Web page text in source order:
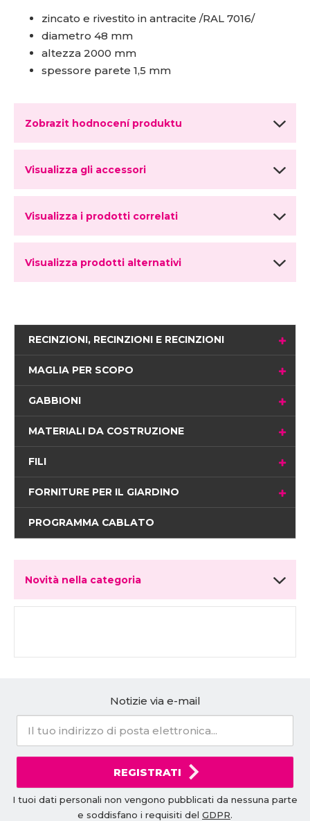
zincato e rivestito in antracite /RAL 7016/
diametro 48 mm
altezza 2000 mm
spessore parete 1,5 mm
Zobrazit hodnocení produktu
Visualizza gli accessori
Visualizza i prodotti correlati
Visualizza prodotti alternativi
RECINZIONI, RECINZIONI E RECINZIONI
MAGLIA PER SCOPO
GABBIONI
MATERIALI DA COSTRUZIONE
FILI
FORNITURE PER IL GIARDINO
PROGRAMMA CABLATO
Novità nella categoria
Notizie via e-mail
REGISTRATI
I tuoi dati personali non vengono pubblicati da nessuna parte
e soddisfano i requisiti del GDPR.